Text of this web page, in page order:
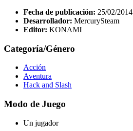
Fecha de publicación: 25/02/2014
Desarrollador: MercurySteam
Editor: KONAMI
Categoría/Género
Acción
Aventura
Hack and Slash
Modo de Juego
Un jugador